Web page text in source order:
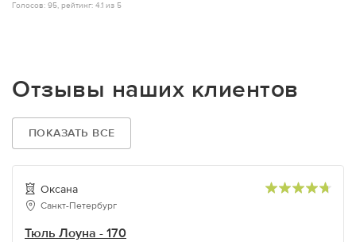
Голосов: 95, рейтинг: 4.1 из 5
Отзывы наших клиентов
ПОКАЗАТЬ ВСЕ
Оксана
Санкт-Петербург
Тюль Лоуна - 170